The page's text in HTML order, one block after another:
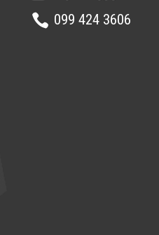
 099 424 3606